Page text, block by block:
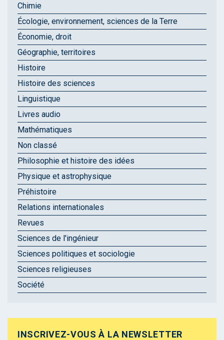
Chimie
Écologie, environnement, sciences de la Terre
Économie, droit
Géographie, territoires
Histoire
Histoire des sciences
Linguistique
Livres audio
Mathématiques
Non classé
Philosophie et histoire des idées
Physique et astrophysique
Préhistoire
Relations internationales
Revues
Sciences de l'ingénieur
Sciences politiques et sociologie
Sciences religieuses
Société
INSCRIVEZ-VOUS À LA NEWSLETTER